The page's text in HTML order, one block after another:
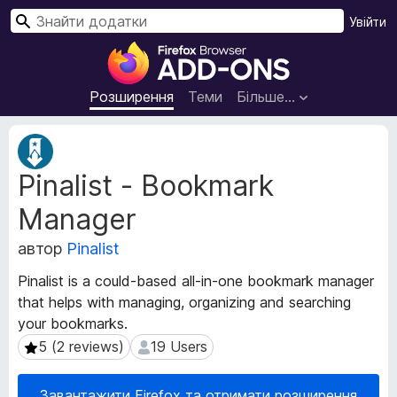
Д
о
д
а
и
б
з
е
а
F
i
Розширення Теми Більше…
Увійти
П
Pinalist - Bookmark
Manager
автор Pinalist
Pinalist is a could-based all-in-one bookmark manager
that helps with managing, organizing and searching
your bookmarks.
5 (2 reviews)
5 (2 reviews) 19 Users
19 Users
М
е
т
а
д
а
н
і
р
о
з
ш